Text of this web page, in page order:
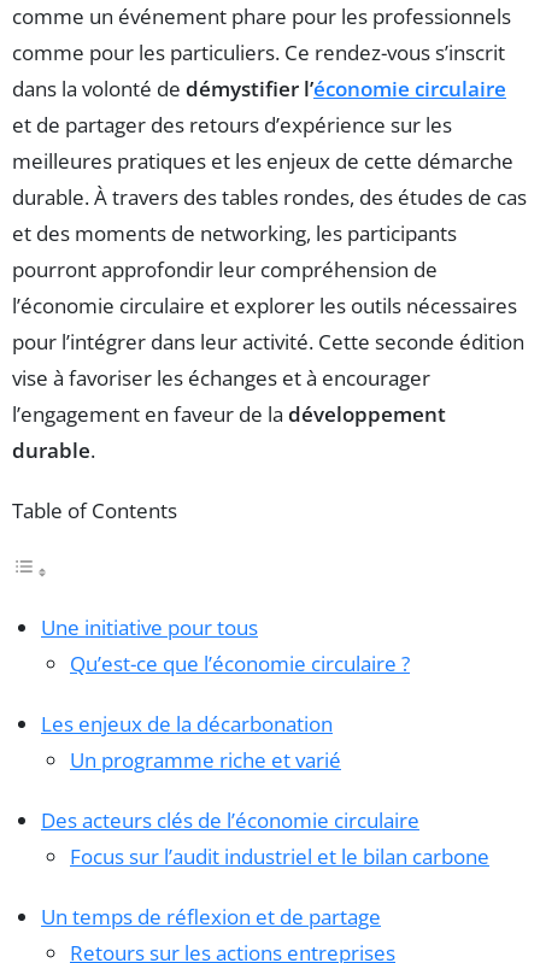
comme un événement phare pour les professionnels
comme pour les particuliers. Ce rendez-vous s’inscrit
dans la volonté de démystifier l’économie circulaire
et de partager des retours d’expérience sur les
meilleures pratiques et les enjeux de cette démarche
durable. À travers des tables rondes, des études de cas
et des moments de networking, les participants
pourront approfondir leur compréhension de
l’économie circulaire et explorer les outils nécessaires
pour l’intégrer dans leur activité. Cette seconde édition
vise à favoriser les échanges et à encourager
l’engagement en faveur de la développement
durable.
Table of Contents
Une initiative pour tous
Qu’est-ce que l’économie circulaire ?
Les enjeux de la décarbonation
Un programme riche et varié
Des acteurs clés de l’économie circulaire
Focus sur l’audit industriel et le bilan carbone
Un temps de réflexion et de partage
Retours sur les actions entreprises